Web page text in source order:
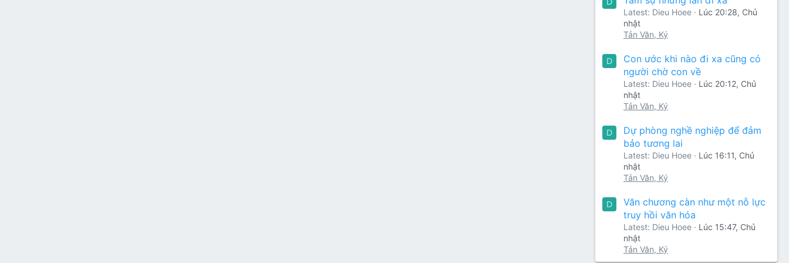
D
Latest: Dieu Hoee
Lúc 20:28, Chủ
nhật
Tản Văn, Ký
D
Con ước khi nào đi xa cũng có
người chờ con về
Latest: Dieu Hoee
Lúc 20:12, Chủ
nhật
Tản Văn, Ký
D
Dự phòng nghề nghiệp để đảm
bảo tương lai
Latest: Dieu Hoee
Lúc 16:11, Chủ
nhật
Tản Văn, Ký
D
Văn chương càn như một nỗ lực
truy hồi văn hóa
Latest: Dieu Hoee
Lúc 15:47, Chủ
nhật
Tản Văn, Ký